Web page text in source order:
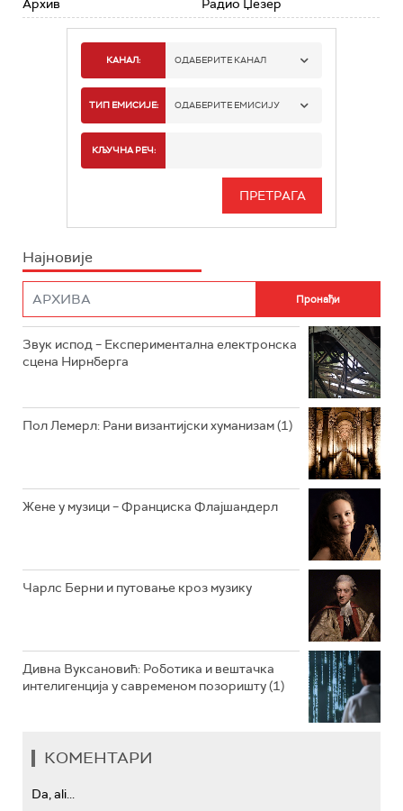
Архив Радио Џезер
КАНАЛ: ОДАБЕРИТЕ КАНАЛ
РАДИО БЕОГРАД 1
РАДИО БЕОГРАД 3
РАДИО РОКЕНРОЛЕР
РАДИО ЏЕЗЕР
ТИП ЕМИСИЈЕ: ОДАБЕРИТЕ ЕМИСИЈУ
ИНФО
КЉУЧНА РЕЧ:
Најновије
Звук испод – Експериментална електронска
сцена Нирнберга
Пол Лемерл: Рани византијски хуманизам (1)
Жене у музици – Франциска Флајшандерл
Чарлс Берни и путовање кроз музику
Дивна Вуксановић: Роботика и вештачка
интелигенција у савременом позоришту (1)
КОМЕНТАРИ
Da, ali...